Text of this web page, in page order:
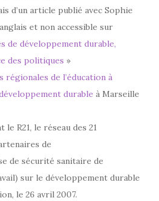
d’un article publié avec Sophie
et non accessible sur
de développement durable,
des politiques »
régionales de l’éducation à
durable à Marseille
le R21, le réseau des 21
de
de sécurité sanitaire de
sur le développement durable
le 26 avril 2007.